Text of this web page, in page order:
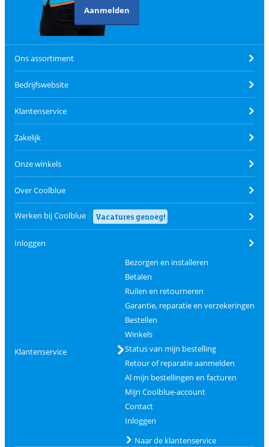
Aanmelden
Ons assortiment
Bedrijfswebsite
Klantenservice
Zakelijk
Onze winkels
Over Coolblue
Werken bij Coolblue Vacatures genoeg!
Inloggen
Klantenservice
Bezorgen en installeren
Betalen
Ruilen en retourneren
Garantie, reparatie en verzekeringen
Bestellen
Winkels
Status van mijn bestelling
Retour of reparatie aanmelden
Al mijn bestellingen en facturen
Mijn Coolblue-account
Contact
Inloggen
Naar de klantenservice